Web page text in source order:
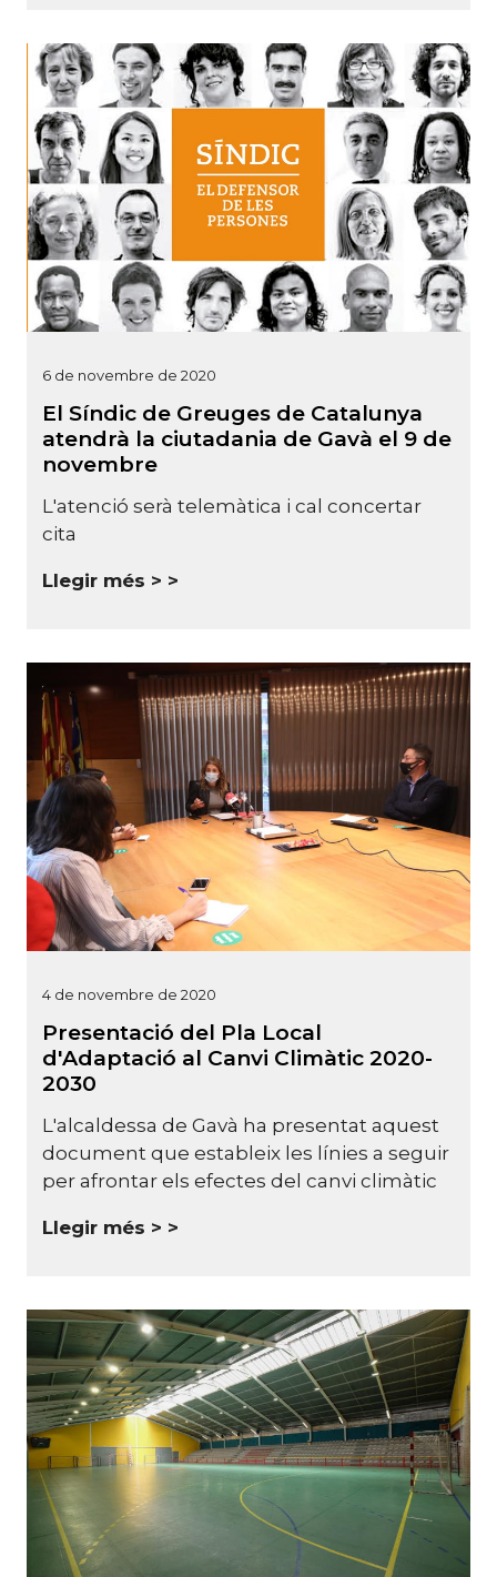
6 de novembre de 2020
El Síndic de Greuges de Catalunya
atendrà la ciutadania de Gavà el 9 de
novembre
L'atenció serà telemàtica i cal concertar
cita
Llegir més >
4 de novembre de 2020
Presentació del Pla Local
d'Adaptació al Canvi Climàtic 2020-
2030
L'alcaldessa de Gavà ha presentat aquest
document que estableix les línies a seguir
per afrontar els efectes del canvi climàtic
Llegir més >